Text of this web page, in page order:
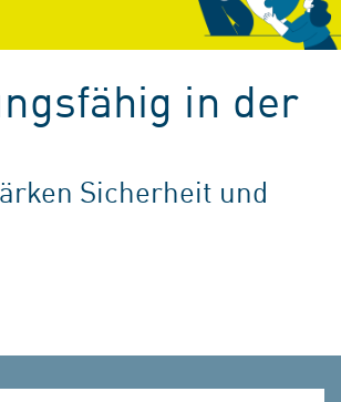
in der
Sicherheit und